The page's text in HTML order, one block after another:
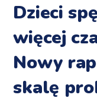
Dzieci
więcej
Nowy
skalę